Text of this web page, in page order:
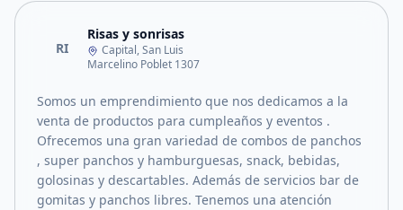
RI
Risas y sonrisas
Capital, San Luis
Marcelino Poblet 1307
Somos un emprendimiento que nos dedicamos a la
venta de productos para cumpleaños y eventos .
Ofrecemos una gran variedad de combos de panchos
, super panchos y hamburguesas, snack, bebidas,
golosinas y descartables. Además de servicios bar de
gomitas y panchos libres. Tenemos una atención